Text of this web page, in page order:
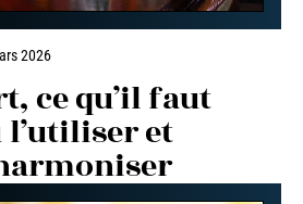
2026
ce qu’il faut
et